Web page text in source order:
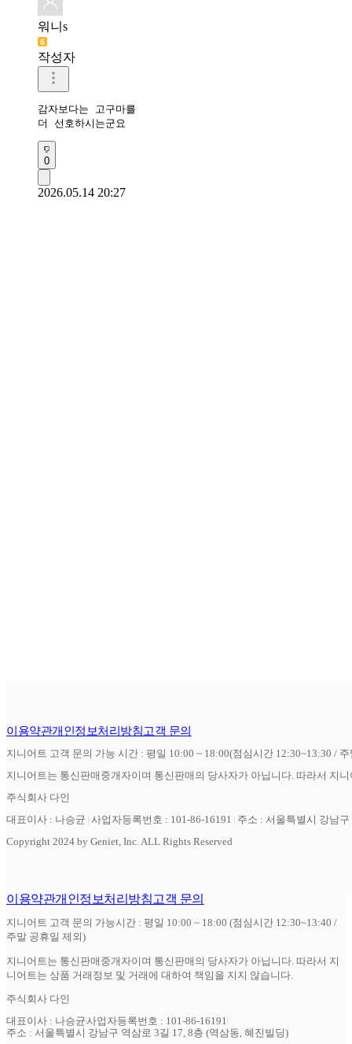
워니s
작성자
감자보다는 고구마를
더 선호하시는군요
0
2026.05.14 20:27
이용약관개인정보처리방침고객 문의
지니어트 고객 문의 가능 시간 : 평일 10:00 ~ 18:00(점심시간 12:30~13:30 /
지니어트는 통신판매중개자이며 통신판매의 당사자가 아닙니다. 따라서 지
주식회사 다인
대표이사 : 나승균 사업자등록번호 : 101-86-16191
주소 : 서울특별시 강남
Copyright 2024 by Geniet, Inc. ALL Rights Reserved
이용약관개인정보처리방침고객 문의
지니어트 고객 문의 가능시간 : 평일 10:00 ~ 18:00 (점심시간 12:30~13:40 /
주말 공휴일 제외)
지니어트는 통신판매중개자이며 통신판매의 당사자가 아닙니다. 따라서 지
니어트는 상품 거래정보 및 거래에 대하여 책임을 지지 않습니다.
주식회사 다인
대표이사 : 나승균사업자등록번호 : 101-86-16191
주소 : 서울특별시 강남구 역삼로 3길 17, 8층 (역삼동, 혜진빌딩)